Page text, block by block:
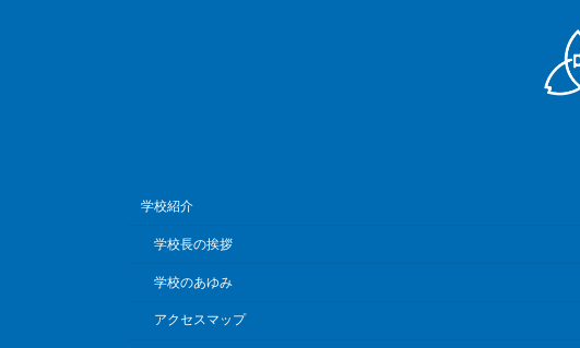
学校紹介
学校長の挨拶
学校のあゆみ
アクセスマップ